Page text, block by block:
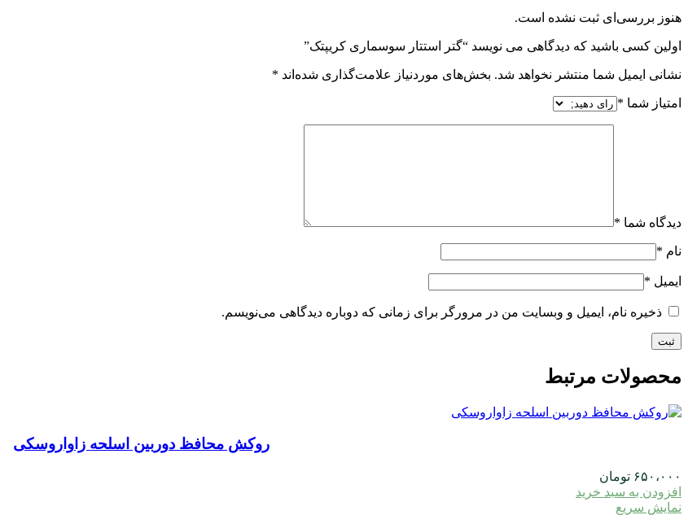
هنوز بررسی‌ای ثبت نشده است.
اولین کسی باشید که دیدگاهی می نویسد “گتر استتار سوسماری کریپتک”
نشانی ایمیل شما منتشر نخواهد شد. بخش‌های موردنیاز علامت‌گذاری شده‌اند *
امتیاز شما *
دیدگاه شما *
نام *
ایمیل *
ذخیره نام، ایمیل و وبسایت من در مرورگر برای زمانی که دوباره دیدگاهی می‌نویسم.
محصولات مرتبط
روکش محافظ دوربین اسلحه زاواروسکی
۶۵۰،۰۰۰ تومان
افزودن به سبد خرید
نمایش سریع